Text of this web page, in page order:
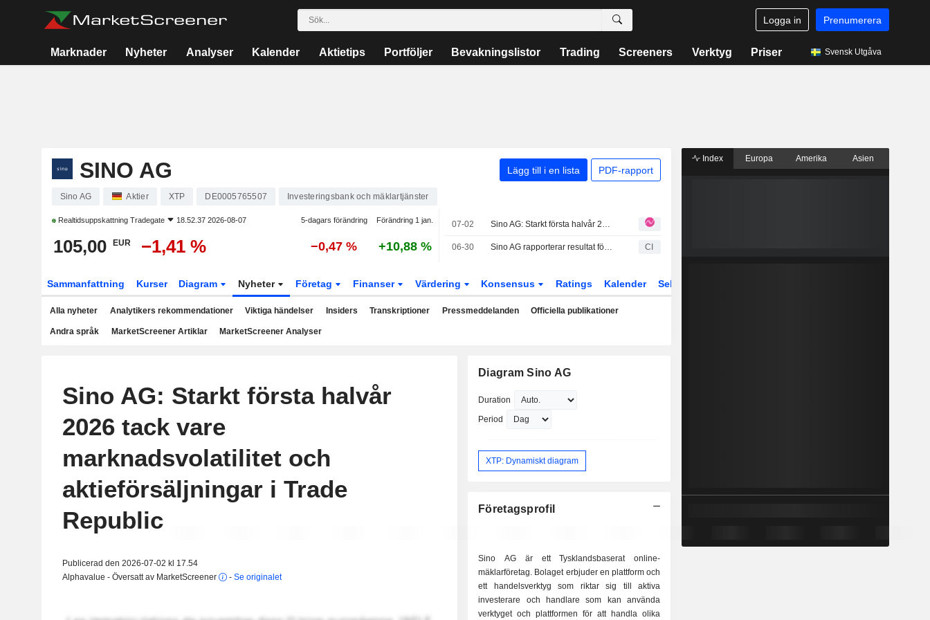
Logga in Prenumerera
Marknader Nyheter Analyser Kalender Aktietips Portföljer Bevakningslistor Trading Screeners Verktyg Priser Svensk Utgåva
SINO AG Lägg till i en lista PDF-rapport
Sino AG Aktier XTP DE0005765507 Investeringsbank och mäklartjänster
Realtidsuppskattning Tradegate 18.52.37 2026-08-07 5-dagars förändring Förändring 1 jan.
105,00 EUR −1,41 % −0,47 % +10,88 %
07-02 Sino AG: Starkt första halvår 2026 tack vare marknadsvolatilitet och aktieförsäljningar i Trade Republic
06-30 Sino AG rapporterar resultat för första halvåret 2025/2026 CI
Sammanfattning Kurser Diagram Nyheter Företag Finanser Värdering Konsensus Ratings Kalender Sektor
Alla nyheter Analytikers rekommendationer Viktiga händelser Insiders Transkriptioner Pressmeddelanden Officiella publikationer
Andra språk MarketScreener Artiklar MarketScreener Analyser
Sino AG: Starkt första halvår
2026 tack vare
marknadsvolatilitet och
aktieförsäljningar i Trade
Republic
Publicerad den 2026-07-02 kl 17.54
Alphavalue - Översatt av MarketScreener
- Se originalet
Diagram Sino AG
Duration
Period
XTP: Dynamiskt diagram
Företagsprofil
Sino AG är ett Tysklandsbaserat online-
mäklarföretag. Bolaget erbjuder en plattform och
ett handelsverktyg som riktar sig till aktiva
investerare och handlare som kan använda
verktyget och plattformen för att handla olika
Index Europa Amerika Asien